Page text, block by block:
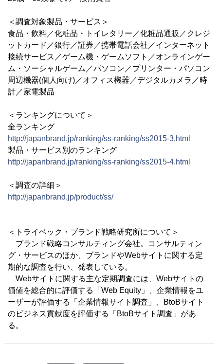
＜調査対象製品・サービス＞
食品・飲料／化粧品・トイレタリー／化粧品通販／クレジ
ットカード／銀行／証券／携帯電話会社／インターネット
接続サービス／ゲーム機・ゲームソフト／オンラインゲー
ム・ソーシャルゲーム／パソコン／プリンター・パソコン
周辺機器(個人向け)／オフィス機器／デジタルカメラ／時
計／家電製品
＜ランキングについて＞
全ランキング
http://japanbrand.jp/ranking/ss-ranking/ss2015-3.html
製品・サービス別のランキング
http://japanbrand.jp/ranking/ss-ranking/ss2015-4.html
＜調査の詳細＞
http://japanbrand.jp/product/ss/
＜トライベック・ブランド戦略研究所について＞
ブランド戦略コンサルティング会社。コンサルティン
グ・サービスのほか、ブランドやWebサイトに関する定
期的な調査を行い、発表している。
Webサイトに関する主な定期調査には、Webサイトの
価値を総合的に評価する「Web Equity」、企業情報をユ
ーザーが評価する「企業情報サイト調査」、BtoBサイト
のビジネス貢献度を評価する「BtoBサイト調査」があ
る。